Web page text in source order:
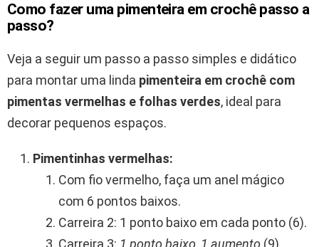
Como fazer uma pimenteira em crochê passo a
passo?
Veja a seguir um passo a passo simples e didático
para montar uma linda pimenteira em crochê com
pimentas vermelhas e folhas verdes, ideal para
decorar pequenos espaços.
Pimentinhas vermelhas:
Com fio vermelho, faça um anel mágico
com 6 pontos baixos.
Carreira 2: 1 ponto baixo em cada ponto (6).